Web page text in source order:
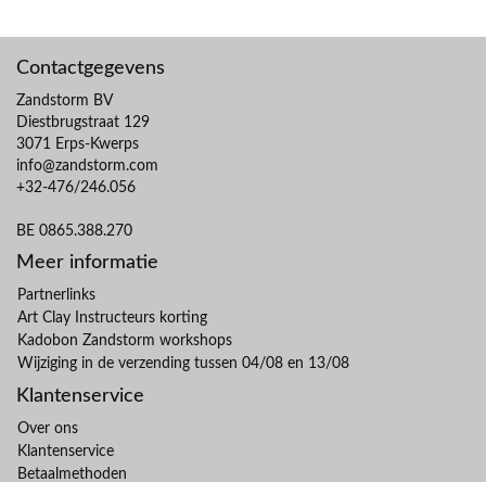
Contactgegevens
Zandstorm BV
Diestbrugstraat 129
3071 Erps-Kwerps
info@zandstorm.com
+32-476/246.056
BE 0865.388.270
Meer informatie
Partnerlinks
Art Clay Instructeurs korting
Kadobon Zandstorm workshops
Wijziging in de verzending tussen 04/08 en 13/08
Klantenservice
Over ons
Klantenservice
Betaalmethoden